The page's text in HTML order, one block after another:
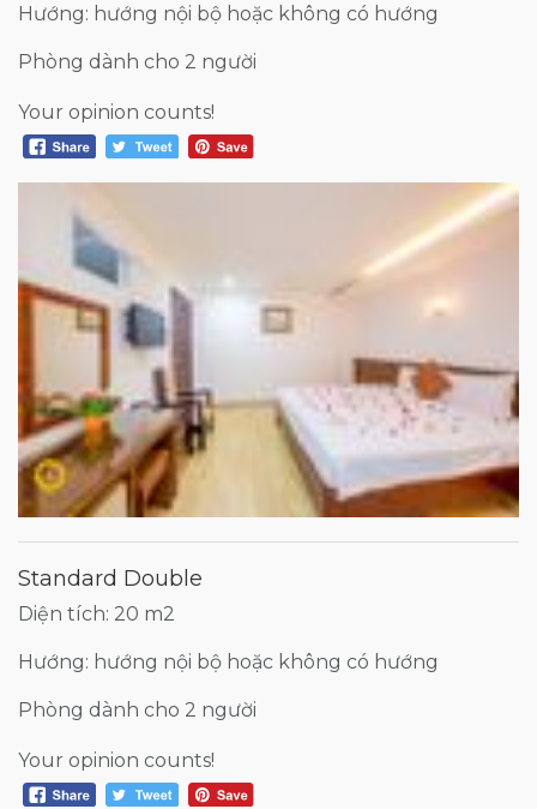
Hướng: hướng nội bộ hoặc không có hướng
Phòng dành cho 2 người
Your opinion counts!
Standard Double
Diện tích: 20 m2
Hướng: hướng nội bộ hoặc không có hướng
Phòng dành cho 2 người
Your opinion counts!